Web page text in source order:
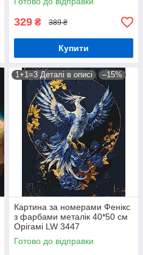
329 ₴ 389 ₴
Купити
1+1=3 Деталі в описі –15%
Картина за номерами Фенікс
з фарбами металік 40*50 см
Орігамі LW 3447
Готово до відправки